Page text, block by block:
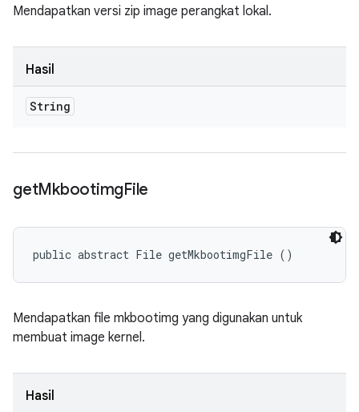
Mendapatkan versi zip image perangkat lokal.
Hasil
String
getMkbootimgFile
public abstract File getMkbootimgFile ()
Mendapatkan file mkbootimg yang digunakan untuk
membuat image kernel.
Hasil